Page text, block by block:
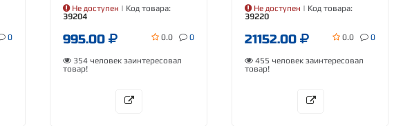
0
Не доступен | Код товара:
39204
995.00 0.0 0
354 человек заинтересовал
товар!
Не доступен | Код товара:
39220
21152.00 0.0 0
455 человек заинтересовал
товар!